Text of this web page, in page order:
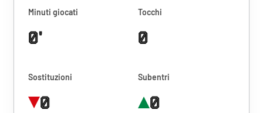
Minuti giocati
0'
Tocchi
0
Sostituzioni
0
Subentri
0